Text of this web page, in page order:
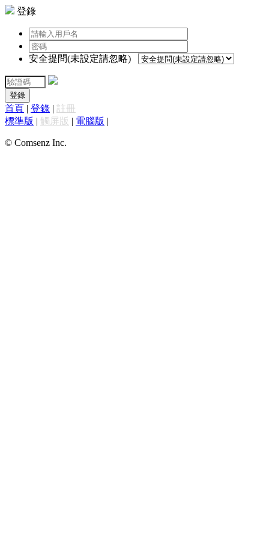
登錄
安全提問(未設定請忽略)
登錄
首頁 | 登錄 | 註冊
標準版 | 觸屏版 | 電腦版 |
© Comsenz Inc.